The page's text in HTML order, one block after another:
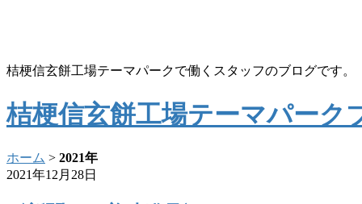
桔梗信玄餅工場テーマパークで働くスタッフのブログです。
桔梗信玄餅工場テーマパーク
ホーム > 2021年
2021年12月28日